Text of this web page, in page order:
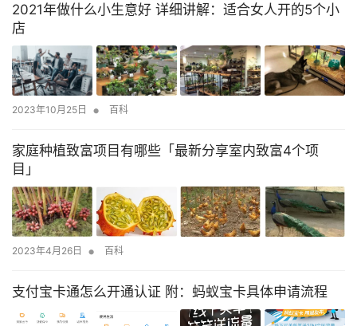
2021年做什么小生意好 详细讲解：适合女人开的5个小
店
2023年10月25日 • 百科
家庭种植致富项目有哪些「最新分享室内致富4个项
目」
2023年4月26日 • 百科
支付宝卡通怎么开通认证 附：蚂蚁宝卡具体申请流程